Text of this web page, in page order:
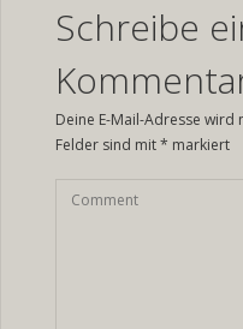
Schreibe
Deine E-Mail-Adresse wird
Felder sind mit* markiert